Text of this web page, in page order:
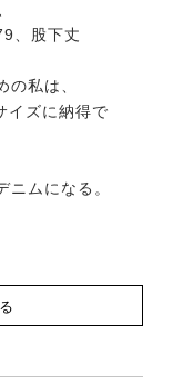
、股下丈
の私は、
イズに納得で
ムになる。